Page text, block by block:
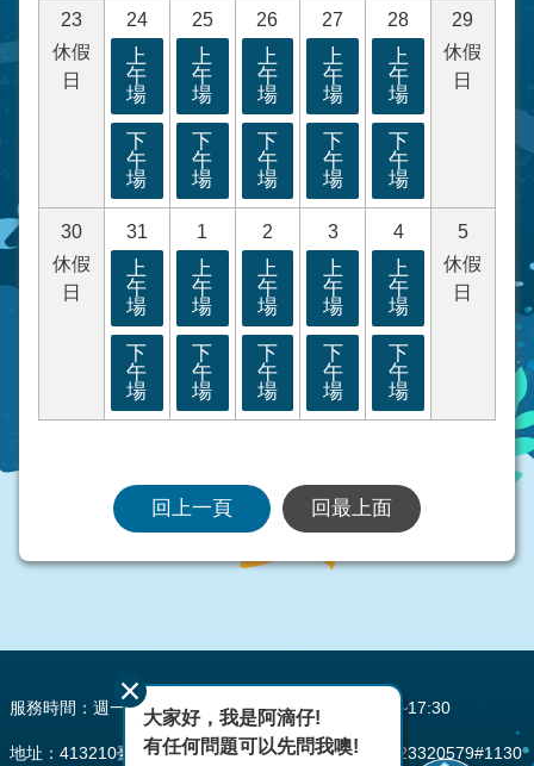
23
休假
日
24
上
午
場
下
午
場
25
上
午
場
下
午
場
26
上
午
場
下
午
場
27
上
午
場
下
午
場
28
上
午
場
下
午
場
29
休假
日
30
休假
日
31
上
午
場
下
午
場
1
上
午
場
下
午
場
2
上
午
場
下
午
場
3
上
午
場
下
午
場
4
上
午
場
下
午
場
5
休假
日
回上一頁 回最上面
服務時間：週一至週五 AM08:00~12:00 PM13:30~17:30
地址：413210臺中市霧峰區峰堤路195號 電話：(04)23320579#1130
大家好，我是阿滴仔!
有任何問題可以先問我噢!